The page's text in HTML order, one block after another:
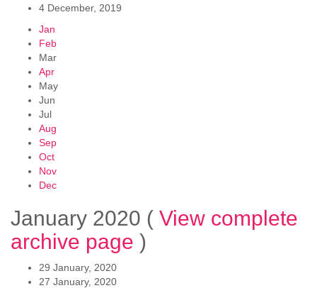
4 December, 2019
Jan
Feb
Mar
Apr
May
Jun
Jul
Aug
Sep
Oct
Nov
Dec
January 2020 ( View complete
archive page )
29 January, 2020
27 January, 2020